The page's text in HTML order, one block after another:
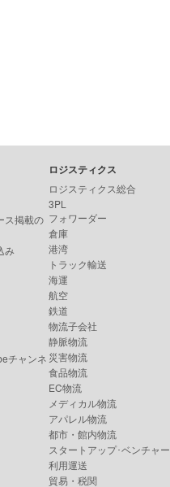
ス掲載の
み
チャンネ
ロジスティクス
ロジスティクス総合
3PL
フォワーダー
倉庫
港湾
トラック輸送
海運
航空
鉄道
物流子会社
静脈物流
災害物流
食品物流
EC物流
メディカル物流
アパレル物流
都市・館内物流
スタートアップ･ベンチャー
利用運送
貿易・税関